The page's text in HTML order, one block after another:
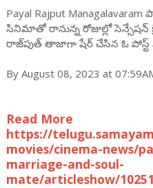
Payal Rajput
సినిమాతో రానున్న రోజుల్లో
రాజ్‌పుత్ తాజాగా షేర్ చేసిన ఓ పోస్ట్
By August 08, 2023 at
Read More
https://
movies/cinema-news/
marriage-and-soul-
mate/articleshow/